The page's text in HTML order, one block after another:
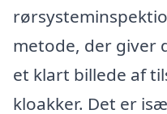
metode, der giver
et klart billede af
kloakker. Det er